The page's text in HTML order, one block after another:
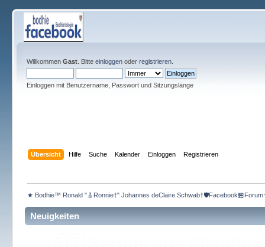
Willkommen Gast. Bitte einloggenoder registrieren.
Einloggen mit Benutzername, Passwort und Sitzungslänge
Übersicht Hilfe Suche Kalender Einloggen Registrieren
★ Bodhie™ Ronald "🎸Ronnie†" Johannes deClaire
Neuigkeiten